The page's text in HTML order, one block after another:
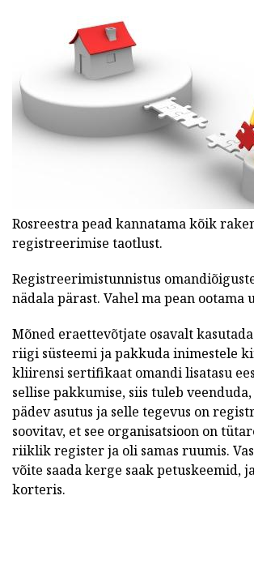
Rosreestra pead kannatama kõik
registreerimise taotlust.
Registreerimistunnistus
nädala pärast. Vahel ma pean ootama
Mõned eraettevõtjate osavalt
riigi süsteemi ja pakkuda inimestele
kliirensi sertifikaat omandi lisatasu
sellise pakkumise, siis tuleb
pädev asutus ja selle tegevus on
soovitav, et see organisatsioon on
riiklik register ja oli samas ruumis.
võite saada kerge saak petuskeemid,
korteris.